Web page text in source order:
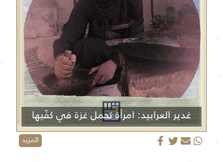
غدير العرابيد: امرأة تحمل غزة في كفّيها
المزيد